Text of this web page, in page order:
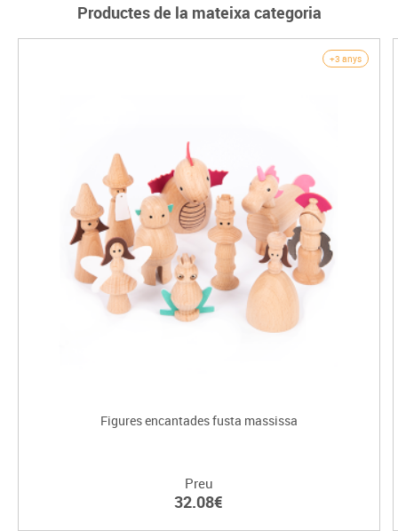
Productes de la mateixa categoria
+3 anys
Figures encantades fusta massissa
Preu
32.08€